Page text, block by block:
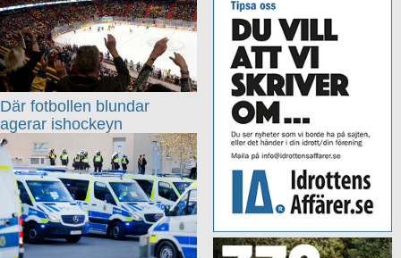
Där fotbollen blundar
agerar ishockeyn